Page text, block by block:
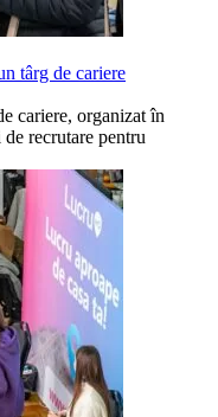
târg de cariere
cariere, organizat în
recrutare pentru